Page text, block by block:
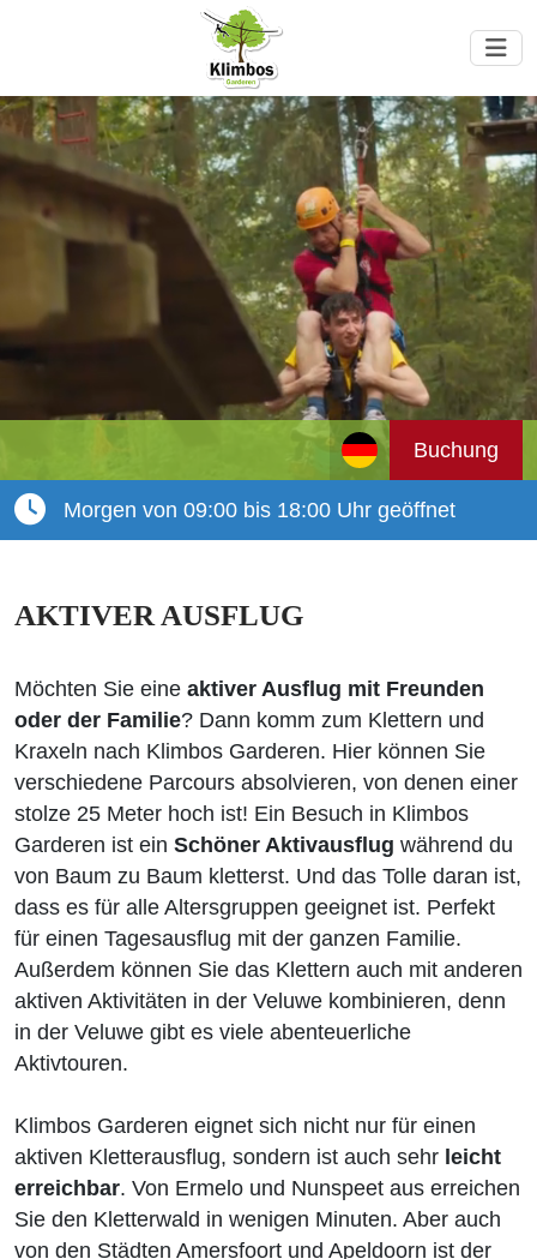
Buchung
Morgen von 09:00 bis 18:00 Uhr geöffnet
AKTIVER AUSFLUG
Möchten Sie eine aktiver Ausflug mit Freunden
oder der Familie? Dann komm zum Klettern und
Kraxeln nach Klimbos Garderen. Hier können Sie
verschiedene Parcours absolvieren, von denen einer
stolze 25 Meter hoch ist! Ein Besuch in Klimbos
Garderen ist ein Schöner Aktivausflug während du
von Baum zu Baum kletterst. Und das Tolle daran ist,
dass es für alle Altersgruppen geeignet ist. Perfekt
für einen Tagesausflug mit der ganzen Familie.
Außerdem können Sie das Klettern auch mit anderen
aktiven Aktivitäten in der Veluwe kombinieren, denn
in der Veluwe gibt es viele abenteuerliche
Aktivtouren.
Klimbos Garderen eignet sich nicht nur für einen
aktiven Kletterausflug, sondern ist auch sehr leicht
erreichbar. Von Ermelo und Nunspeet aus erreichen
Sie den Kletterwald in wenigen Minuten. Aber auch
von den Städten Amersfoort und Apeldoorn ist der